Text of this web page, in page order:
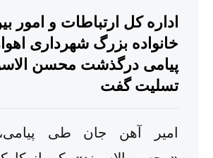
اداره کل ارتباطات و امور
خانواده بزرگ شهرداری
پیامی درگذشت محسن
تسلیت گفت
امیر آهن جان طی